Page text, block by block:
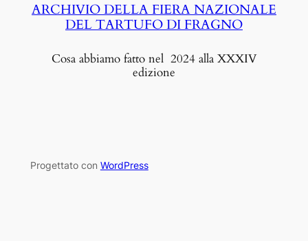
ARCHIVIO DELLA FIERA NAZIONALE
DEL TARTUFO DI FRAGNO
Cosa abbiamo fatto nel 2024 alla XXXIV
edizione
Progettato con WordPress